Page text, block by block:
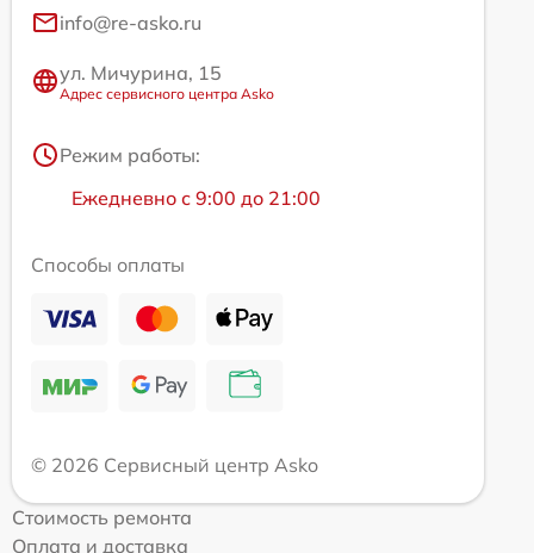
info@re-asko.ru
ул. Мичурина, 15
Адрес сервисного центра Asko
Режим работы:
Ежедневно с 9:00 до 21:00
Способы оплаты
© 2026 Сервисный центр Asko
Стоимость ремонта
Оплата и доставка